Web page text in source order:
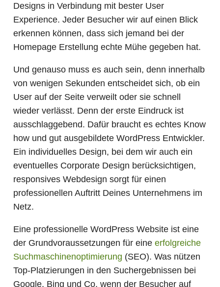
Designs in Verbindung mit bester User
Experience. Jeder Besucher wir auf einen Blick
erkennen können, dass sich jemand bei der
Homepage Erstellung echte Mühe gegeben hat.
Und genauso muss es auch sein, denn innerhalb
von wenigen Sekunden entscheidet sich, ob ein
User auf der Seite verweilt oder sie schnell
wieder verlässt. Denn der erste Eindruck ist
ausschlaggebend. Dafür braucht es echtes Know
how und gut ausgebildete WordPress Entwickler.
Ein individuelles Design, bei dem wir auch ein
eventuelles Corporate Design berücksichtigen,
responsives Webdesign sorgt für einen
professionellen Auftritt Deines Unternehmens im
Netz.
Eine professionelle WordPress Website ist eine
der Grundvoraussetzungen für eine erfolgreiche
Suchmaschinenoptimierung (SEO). Was nützen
Top-Platzierungen in den Suchergebnissen bei
Google, Bing und Co, wenn der Besucher auf